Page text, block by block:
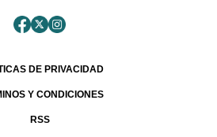
DE PRIVACIDAD
Y CONDICIONES
RSS